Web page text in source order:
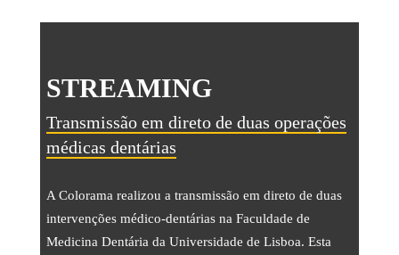
STREAMING
Transmissão em direto de duas operações
médicas dentárias
A Colorama realizou a transmissão em direto de duas
intervenções médico-dentárias na Faculdade de
Medicina Dentária da Universidade de Lisboa. Esta